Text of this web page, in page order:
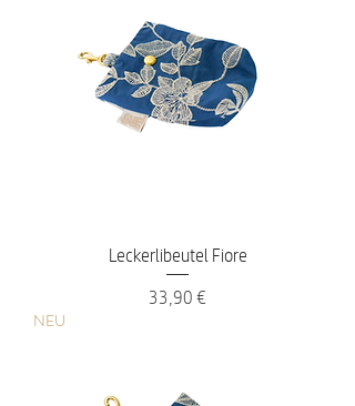
Leckerlibeutel Fiore
Preis
33,90 €
NEU